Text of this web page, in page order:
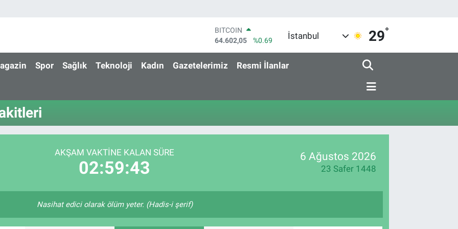
BITCOIN
64.602,05
%0.69
47,6006
%0.06
EURO
64,2398
%0.2
İstanbul 29°
Spor Sağlık Teknoloji Kadın Gazetelerimiz Resmi İlanlar
AKŞAM VAKTINE KALAN SÜRE
02:59:42
6 Ağustos 2026
23 Safer 1448
Nasihat edici olarak ölüm yeter. (Hadis-i şerif)